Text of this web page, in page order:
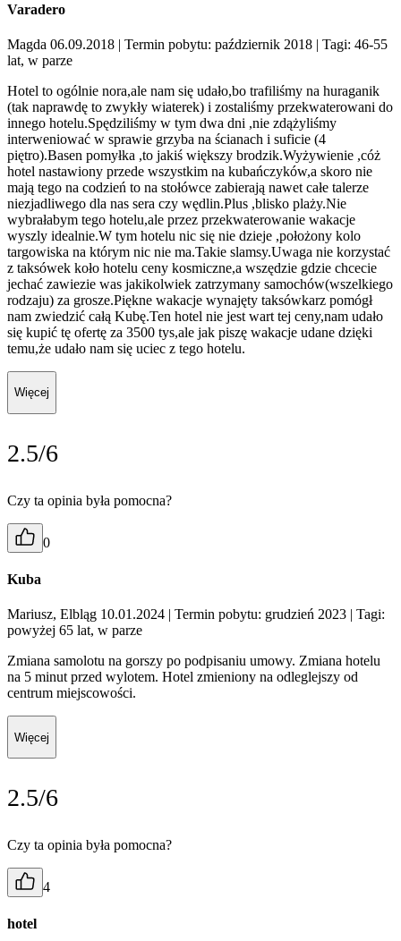
Varadero
Magda 06.09.2018 | Termin pobytu: październik 2018 | Tagi: 46-55
lat, w parze
Hotel to ogólnie nora,ale nam się udało,bo trafiliśmy na huraganik
(tak naprawdę to zwykły wiaterek) i zostaliśmy przekwaterowani do
innego hotelu.Spędziliśmy w tym dwa dni ,nie zdążyliśmy
interweniować w sprawie grzyba na ścianach i suficie (4
piętro).Basen pomyłka ,to jakiś większy brodzik.Wyżywienie ,cóż
hotel nastawiony przede wszystkim na kubańczyków,a skoro nie
mają tego na codzień to na stołówce zabierają nawet całe talerze
niezjadliwego dla nas sera czy wędlin.Plus ,blisko plaży.Nie
wybrałabym tego hotelu,ale przez przekwaterowanie wakacje
wyszly idealnie.W tym hotelu nic się nie dzieje ,położony kolo
targowiska na którym nic nie ma.Takie slamsy.Uwaga nie korzystać
z taksówek koło hotelu ceny kosmiczne,a wszędzie gdzie chcecie
jechać zawiezie was jakikolwiek zatrzymany samochów(wszelkiego
rodzaju) za grosze.Piękne wakacje wynajęty taksówkarz pomógł
nam zwiedzić całą Kubę.Ten hotel nie jest wart tej ceny,nam udało
się kupić tę ofertę za 3500 tys,ale jak piszę wakacje udane dzięki
temu,że udało nam się uciec z tego hotelu.
Więcej
2.5/6
Czy ta opinia była pomocna?
0
Kuba
Mariusz, Elbląg 10.01.2024 | Termin pobytu: grudzień 2023 | Tagi:
powyżej 65 lat, w parze
Zmiana samolotu na gorszy po podpisaniu umowy. Zmiana hotelu
na 5 minut przed wylotem. Hotel zmieniony na odleglejszy od
centrum miejscowości.
Więcej
2.5/6
Czy ta opinia była pomocna?
4
hotel